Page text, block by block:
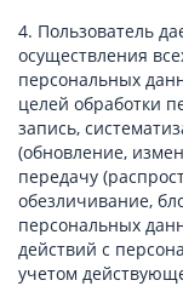
4. Пользователь
осуществления
персональных
целей обработки
запись,
(обновление,
передачу
обезличивание,
персональных
действий с
учетом